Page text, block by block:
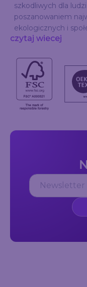
szkodliwych dla
poszanowaniem
ekologicznych i
czytaj wiecej